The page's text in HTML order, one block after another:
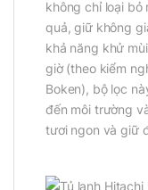
không chỉ loại bỏ
quả, giữ không
khả năng khử
giờ (theo kiểm
Boken), bộ lọc
đến môi trường
tươi ngon và giữ